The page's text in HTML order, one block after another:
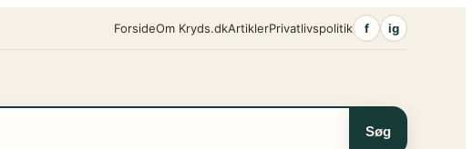
ForsideOm Kryds.dkArtiklerPrivatlivspolitik f ig
Søg